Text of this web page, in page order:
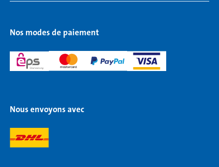
Nos modes de paiement
Nous envoyons avec